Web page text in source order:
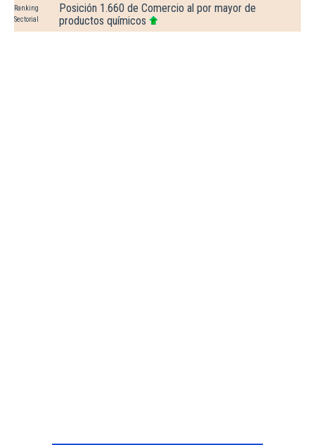
Ranking
Sectorial
Posición 1.660 de Comercio al por mayor de
productos químicos